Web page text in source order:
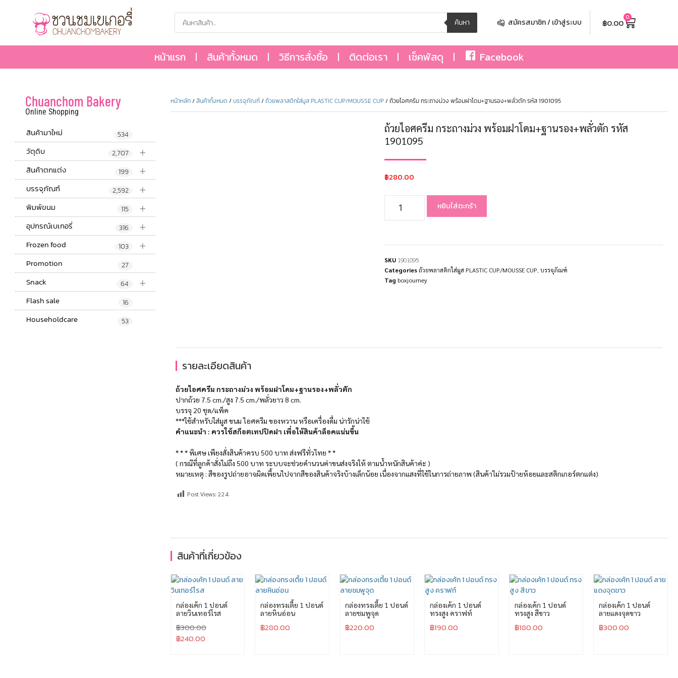
ค้นหา สมัครสมาชิก / เข้าสู่ระบบ ฿0.00 0
หน้าแรก สินค้าทั้งหมด วิธีการสั่งซื้อ ติดต่อเรา เช็คพัสดุ Facebook
Chuanchom Bakery
Online Shopping
สินค้ามาใหม่ 534
+
วัตุดิบ 2,707
+
สินค้าตกแต่ง 199
+
บรรจุภัณฑ์ 2,592
+
พิมพ์ขนม 115
+
อุปกรณ์เบเกอรี่ 316
+
Frozen food 103
Promotion 27
+
Snack 64
Flash sale 16
Householdcare 53
หน้าหลัก/สินค้าทั้งหมด /บรรจุภัณฑ์/ถ้วยพลาสติกใส่มูส PLASTIC CUP/MOUSSE CUP/ ถ้วยไอศครีม กระถางม่วง พร้อมฝาโดม+ฐานรอง+พลั่วตัก รหัส 1901095
ถ้วยไอศครีม กระถางม่วง พร้อมฝาโดม+ฐานรอง+พลั่วตัก รหัส
1901095
฿280.00
หยิบใส่ตะกร้า
SKU 1901095
Categoriesถ้วยพลาสติกใส่มูส PLASTIC CUP/MOUSSE CUP บรรจุภัณฑ์
Tag boxjourney
รายละเอียดสินค้า
ถ้วยไอศครีม กระถางม่วง พร้อมฝาโดม+ฐานรอง+พลั่วตัก
ปากถ้วย 7.5 cm./สูง 7.5 cm./พลั่วยาว 8 cm.
บรรจุ 20 ชุด/แพ็ค
***ใช้สำหรับใส่มูส ขนม ไอศครีม ของหวาน หรือเครื่องดื่ม น่ารักน่าใช้
คำแนะนำ : ควรใช้สก็อตเทปปิดฝา เพื่อให้สินค้าล็อคแน่นขึ้น
* * * พิเศษ เพียงสั่งสินค้าครบ 500 บาท ส่งฟรีทั่วไทย * *
( กรณีที่ลูกค้าสั่งไม่ถึง 500 บาท ระบบจะช่วยคำนวนค่าขนส่งจริงให้ ตามน้ำหนักสินค้าค่ะ )
หมายเหตุ : สีของรูปถ่ายอาจผิดเพี้ยนไปจากสีของสินค้าจริงบ้างเล็กน้อย เนื่องจากแสงที่ใช้ในการถ่ายภาพ (สินค้าไม่รวมป้ายห้อยและสติกเกอร์ตกแต่ง)
Post Views: 224
สินค้าที่เกี่ยวข้อง
กล่องเค้ก 1 ปอนด์
ลายวินเทอร์โรส
฿300.00
฿240.00
กล่องทรงเตี้ย 1 ปอนด์
ลายหินอ่อน
฿280.00
กล่องทรงเตี้ย 1 ปอนด์
ลายชมพูจุด
฿220.00
กล่องเค้ก 1 ปอนด์
ทรงสูง คราฟท์
฿190.00
กล่องเค้ก 1 ปอนด์
ทรงสูง สีขาว
฿180.00
กล่องเค้ก 1 ปอนด์
ลายแดงจุดขาว
฿300.00